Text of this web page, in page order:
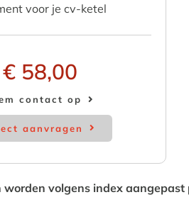
voor je cv-ketel
€ 58,00
contact op
aanvragen
volgens index